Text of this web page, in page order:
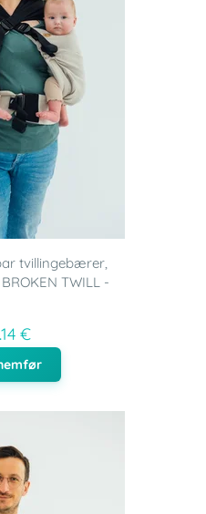
tvillingebærer,
TWILL -
€